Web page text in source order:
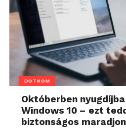
DOTKOM
Októberben
Windows 10 – ezt
biztonságos